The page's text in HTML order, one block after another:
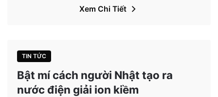
Xem Chi Tiết
TIN TỨC
Bật mí cách người Nhật tạo ra
nước điện giải ion kiềm